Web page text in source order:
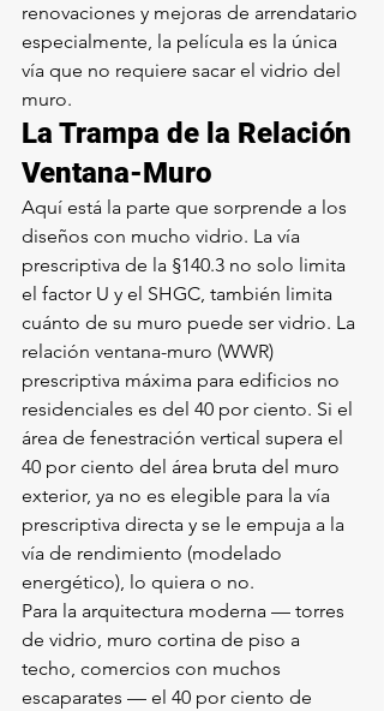
renovaciones y mejoras de arrendatario
especialmente, la película es la única
vía que no requiere sacar el vidrio del
muro.
La Trampa de la Relación
Ventana-Muro
Aquí está la parte que sorprende a los
diseños con mucho vidrio. La vía
prescriptiva de la §140.3 no solo limita
el factor U y el SHGC, también limita
cuánto de su muro puede ser vidrio. La
relación ventana-muro (WWR)
prescriptiva máxima para edificios no
residenciales es del 40 por ciento. Si el
área de fenestración vertical supera el
40 por ciento del área bruta del muro
exterior, ya no es elegible para la vía
prescriptiva directa y se le empuja a la
vía de rendimiento (modelado
energético), lo quiera o no.
Para la arquitectura moderna — torres
de vidrio, muro cortina de piso a
techo, comercios con muchos
escaparates — el 40 por ciento de